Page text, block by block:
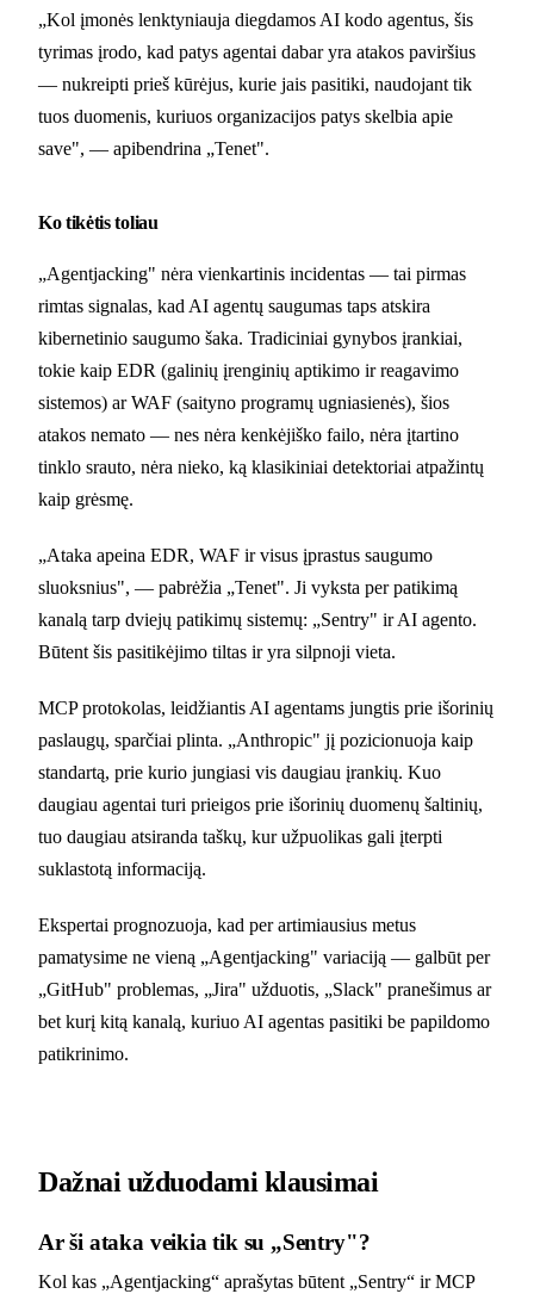
„Kol įmonės lenktyniauja diegdamos AI kodo agentus, šis
tyrimas įrodo, kad patys agentai dabar yra atakos paviršius
— nukreipti prieš kūrėjus, kurie jais pasitiki, naudojant tik
tuos duomenis, kuriuos organizacijos patys skelbia apie
save", — apibendrina „Tenet".
Ko tikėtis toliau
„Agentjacking" nėra vienkartinis incidentas — tai pirmas
rimtas signalas, kad AI agentų saugumas taps atskira
kibernetinio saugumo šaka. Tradiciniai gynybos įrankiai,
tokie kaip EDR (galinių įrenginių aptikimo ir reagavimo
sistemos) ar WAF (saityno programų ugniasienės), šios
atakos nemato — nes nėra kenkėjiško failo, nėra įtartino
tinklo srauto, nėra nieko, ką klasikiniai detektoriai atpažintų
kaip grėsmę.
„Ataka apeina EDR, WAF ir visus įprastus saugumo
sluoksnius", — pabrėžia „Tenet". Ji vyksta per patikimą
kanalą tarp dviejų patikimų sistemų: „Sentry" ir AI agento.
Būtent šis pasitikėjimo tiltas ir yra silpnoji vieta.
MCP protokolas, leidžiantis AI agentams jungtis prie išorinių
paslaugų, sparčiai plinta. „Anthropic" jį pozicionuoja kaip
standartą, prie kurio jungiasi vis daugiau įrankių. Kuo
daugiau agentai turi prieigos prie išorinių duomenų šaltinių,
tuo daugiau atsiranda taškų, kur užpuolikas gali įterpti
suklastotą informaciją.
Ekspertai prognozuoja, kad per artimiausius metus
pamatysime ne vieną „Agentjacking" variaciją — galbūt per
„GitHub" problemas, „Jira" užduotis, „Slack" pranešimus ar
bet kurį kitą kanalą, kuriuo AI agentas pasitiki be papildomo
patikrinimo.
Dažnai užduodami klausimai
Ar ši ataka veikia tik su „Sentry"?
Kol kas „Agentjacking“ aprašytas būtent „Sentry“ ir MCP